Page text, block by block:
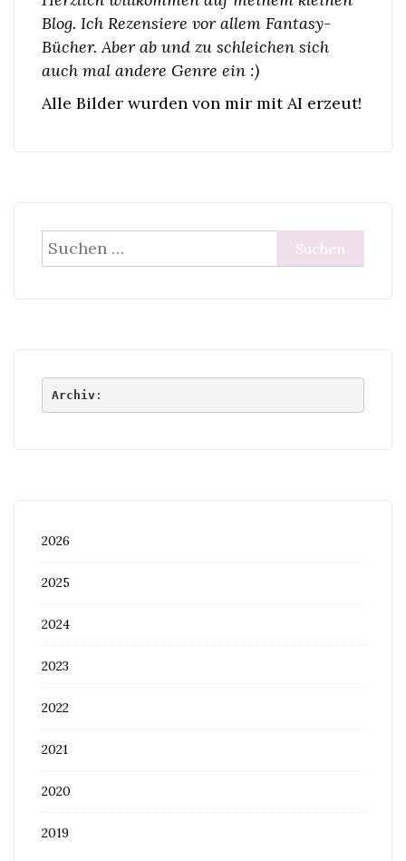
Blog. Ich Rezensiere vor allem Fantasy-
Bücher. Aber ab und zu schleichen sich
auch mal andere Genre ein :)
Alle Bilder wurden von mir mit AI erzeut!
Suchen
nach:
Archiv:
2026
2025
2024
2023
2022
2021
2020
2019